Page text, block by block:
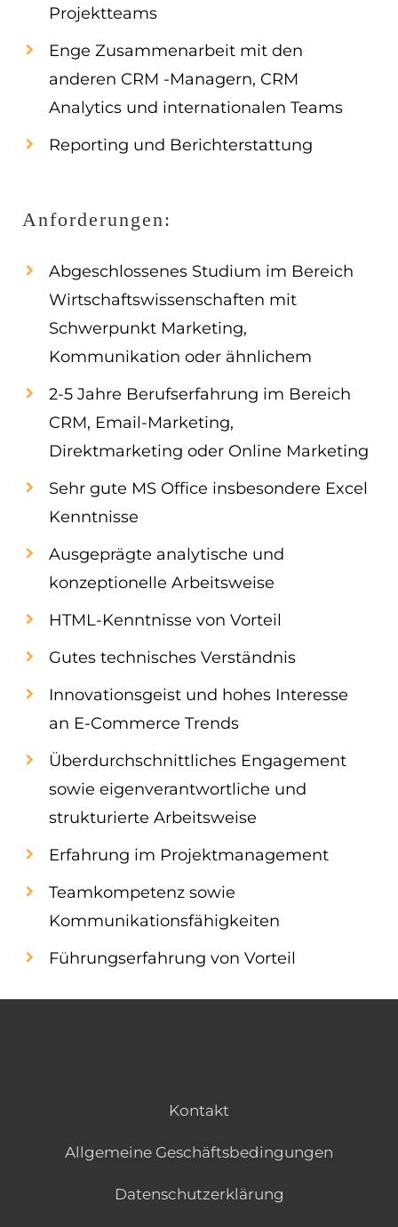
Projektteams
Enge Zusammenarbeit mit den
anderen CRM -Managern, CRM
Analytics und internationalen Teams
Reporting und Berichterstattung
Anforderungen:
Abgeschlossenes Studium im Bereich
Wirtschaftswissenschaften mit
Schwerpunkt Marketing,
Kommunikation oder ähnlichem
2-5 Jahre Berufserfahrung im Bereich
CRM, Email-Marketing,
Direktmarketing oder Online Marketing
Sehr gute MS Office insbesondere Excel
Kenntnisse
Ausgeprägte analytische und
konzeptionelle Arbeitsweise
HTML-Kenntnisse von Vorteil
Gutes technisches Verständnis
Innovationsgeist und hohes Interesse
an E-Commerce Trends
Überdurchschnittliches Engagement
sowie eigenverantwortliche und
strukturierte Arbeitsweise
Erfahrung im Projektmanagement
Teamkompetenz sowie
Kommunikationsfähigkeiten
Führungserfahrung von Vorteil
Kontakt
Allgemeine Geschäftsbedingungen
Datenschutzerklärung